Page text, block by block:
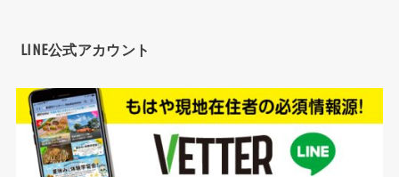
LINE公式アカウント